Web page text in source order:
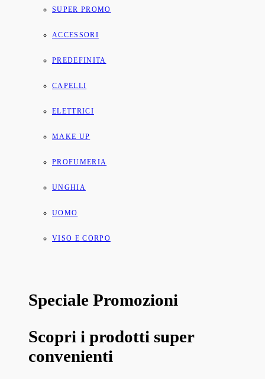
SUPER PROMO
ACCESSORI
PREDEFINITA
CAPELLI
ELETTRICI
MAKE UP
PROFUMERIA
UNGHIA
UOMO
VISO E CORPO
Speciale Promozioni
Scopri i prodotti super
convenienti